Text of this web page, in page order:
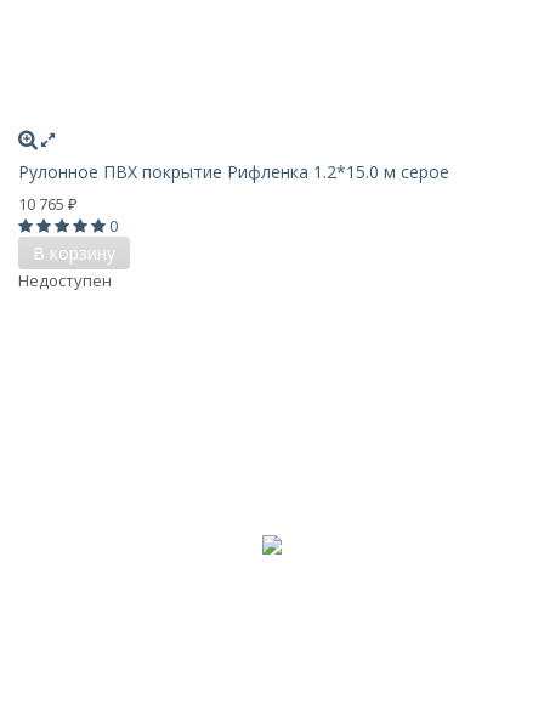
Рулонное ПВХ покрытие Рифленка 1.2*15.0 м серое
10 765 ₽
0
В корзину
Недоступен